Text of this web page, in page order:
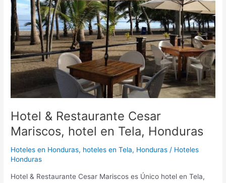
Hotel & Restaurante Cesar
Mariscos, hotel en Tela, Honduras
Hoteles en Honduras, hoteles en Tela, Honduras / Hoteles
Honduras
Hotel & Restaurante Cesar Mariscos es Único hotel en Tela,
hotel
en
Tela,
Honduras